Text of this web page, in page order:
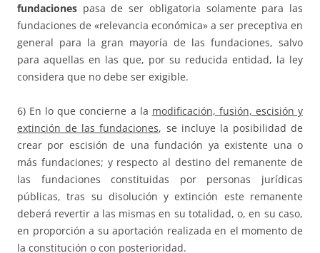
fundaciones pasa de ser obligatoria solamente para las
fundaciones de «relevancia económica» a ser preceptiva en
general para la gran mayoría de las fundaciones, salvo
para aquellas en las que, por su reducida entidad, la ley
considera que no debe ser exigible.
6) En lo que concierne a la modificación, fusión, escisión y
extinción de las fundaciones, se incluye la posibilidad de
crear por escisión de una fundación ya existente una o
más fundaciones; y respecto al destino del remanente de
las fundaciones constituidas por personas jurídicas
públicas, tras su disolución y extinción este remanente
deberá revertir a las mismas en su totalidad, o, en su caso,
en proporción a su aportación realizada en el momento de
la constitución o con posterioridad.